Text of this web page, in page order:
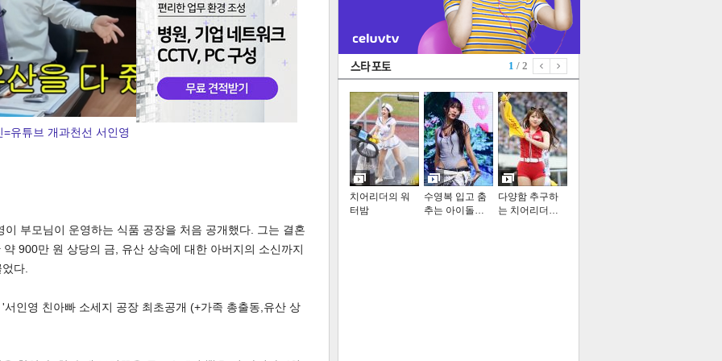
=유튜브 개과천선 서인영
부모님이 운영하는 식품 공장을 처음 공개했다. 그는 결혼
900만 원 상당의 금, 유산 상속에 대한 아버지의 소신까지
다.
인영 친아빠 소세지 공장 최초공개 (+가족 총출동,유산 상
1 / 2
치어리더의 워
터밤
수영복 입고 춤
추는 아이돌…
다양함 추구하
는 치어리더…